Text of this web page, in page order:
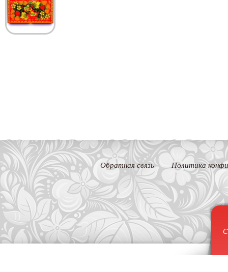
Обратная связь Политика